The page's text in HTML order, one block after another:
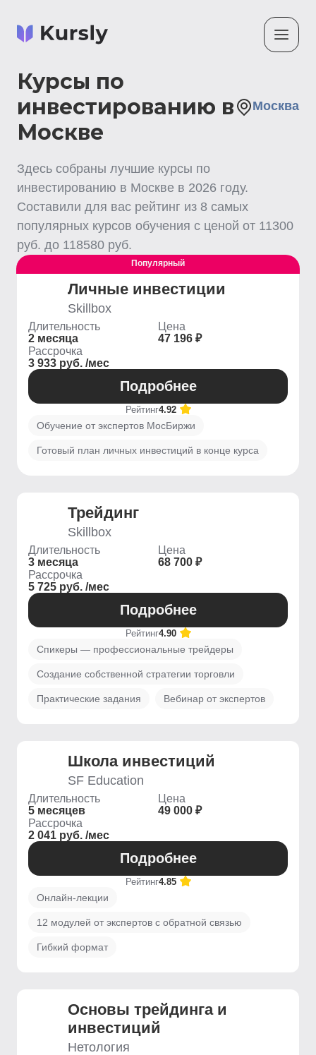
Курсы по
инвестированию в
Москве
Москва
Здесь собраны лучшие курсы по
инвестированию в Москве в 2026 году.
Составили для вас рейтинг из 8 самых
популярных курсов обучения с ценой от 11300
руб. до 118580 руб.
Популярный
Личные инвестиции
Skillbox
Длительность
2 месяца
Цена
47 196 ₽
Рассрочка
3 933 руб. /мес
Подробнее
Рейтинг4.92
Обучение от экспертов МосБиржи
Готовый план личных инвестиций в конце курса
Трейдинг
Skillbox
Длительность
3 месяца
Цена
68 700 ₽
Рассрочка
5 725 руб. /мес
Подробнее
Рейтинг4.90
Спикеры — профессиональные трейдеры
Создание собственной стратегии торговли
Практические задания Вебинар от экспертов
Школа инвестиций
SF Education
Длительность
5 месяцев
Цена
49 000 ₽
Рассрочка
2 041 руб. /мес
Подробнее
Рейтинг4.85
Онлайн-лекции
12 модулей от экспертов с обратной связью
Гибкий формат
Основы трейдинга и
инвестиций
Нетология